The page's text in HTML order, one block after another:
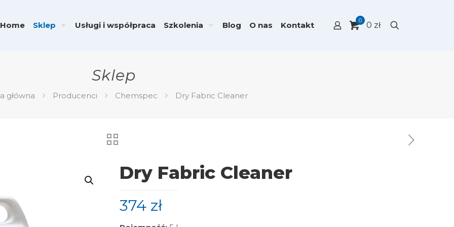
Home Sklep Usługi i współpraca Szkolenia Blog O nas Kontakt 0 0 zł
Sklep
główna Producenci Chemspec Dry Fabric Cleaner
Dry Fabric Cleaner
374 zł